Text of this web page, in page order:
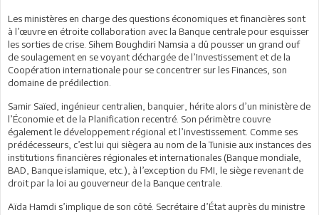
Les ministères en charge des questions économiques et financières sont
à l’œuvre en étroite collaboration avec la Banque centrale pour esquisser
les sorties de crise. Sihem Boughdiri Namsia a dû pousser un grand ouf
de soulagement en se voyant déchargée de l’Investissement et de la
Coopération internationale pour se concentrer sur les Finances, son
domaine de prédilection.
Samir Saïed, ingénieur centralien, banquier, hérite alors d’un ministère de
l’Économie et de la Planification recentré. Son périmètre couvre
également le développement régional et l’investissement. Comme ses
prédécesseurs, c’est lui qui siègera au nom de la Tunisie aux instances des
institutions financières régionales et internationales (Banque mondiale,
BAD, Banque islamique, etc.), à l’exception du FMI, le siège revenant de
droit par la loi au gouverneur de la Banque centrale.
Aïda Hamdi s’implique de son côté. Secrétaire d’État auprès du ministre